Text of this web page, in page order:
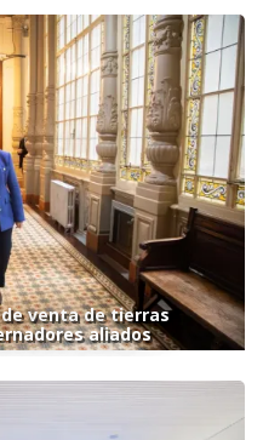
venta de tierras
aliados